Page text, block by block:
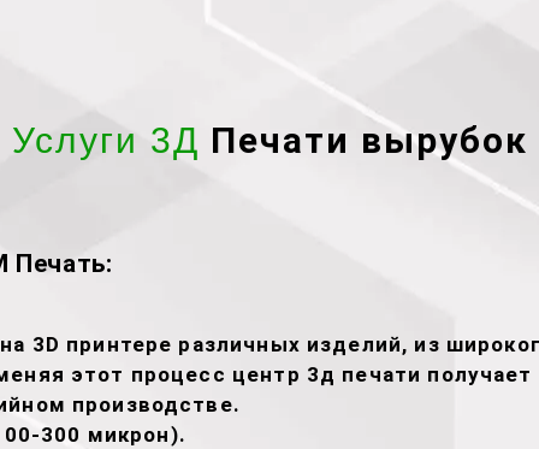
Услуги 3Д Печати вырубок
Печать:
3D принтере различных изделий, из
этот процесс центр 3д печати
производстве.
300 микрон).